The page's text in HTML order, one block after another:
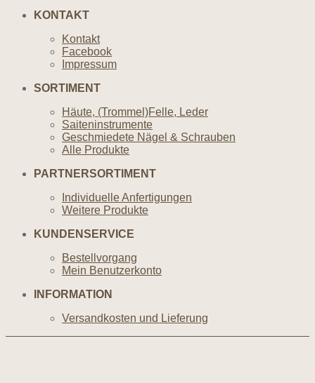
KONTAKT
Kontakt
Facebook
Impressum
SORTIMENT
Häute, (Trommel)Felle, Leder
Saiteninstrumente
Geschmiedete Nägel & Schrauben
Alle Produkte
PARTNERSORTIMENT
Individuelle Anfertigungen
Weitere Produkte
KUNDENSERVICE
Bestellvorgang
Mein Benutzerkonto
INFORMATION
Versandkosten und Lieferung